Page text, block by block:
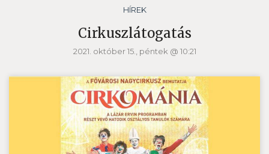
HÍREK
Cirkuszlátogatás
2021. október 15., péntek @ 10:21